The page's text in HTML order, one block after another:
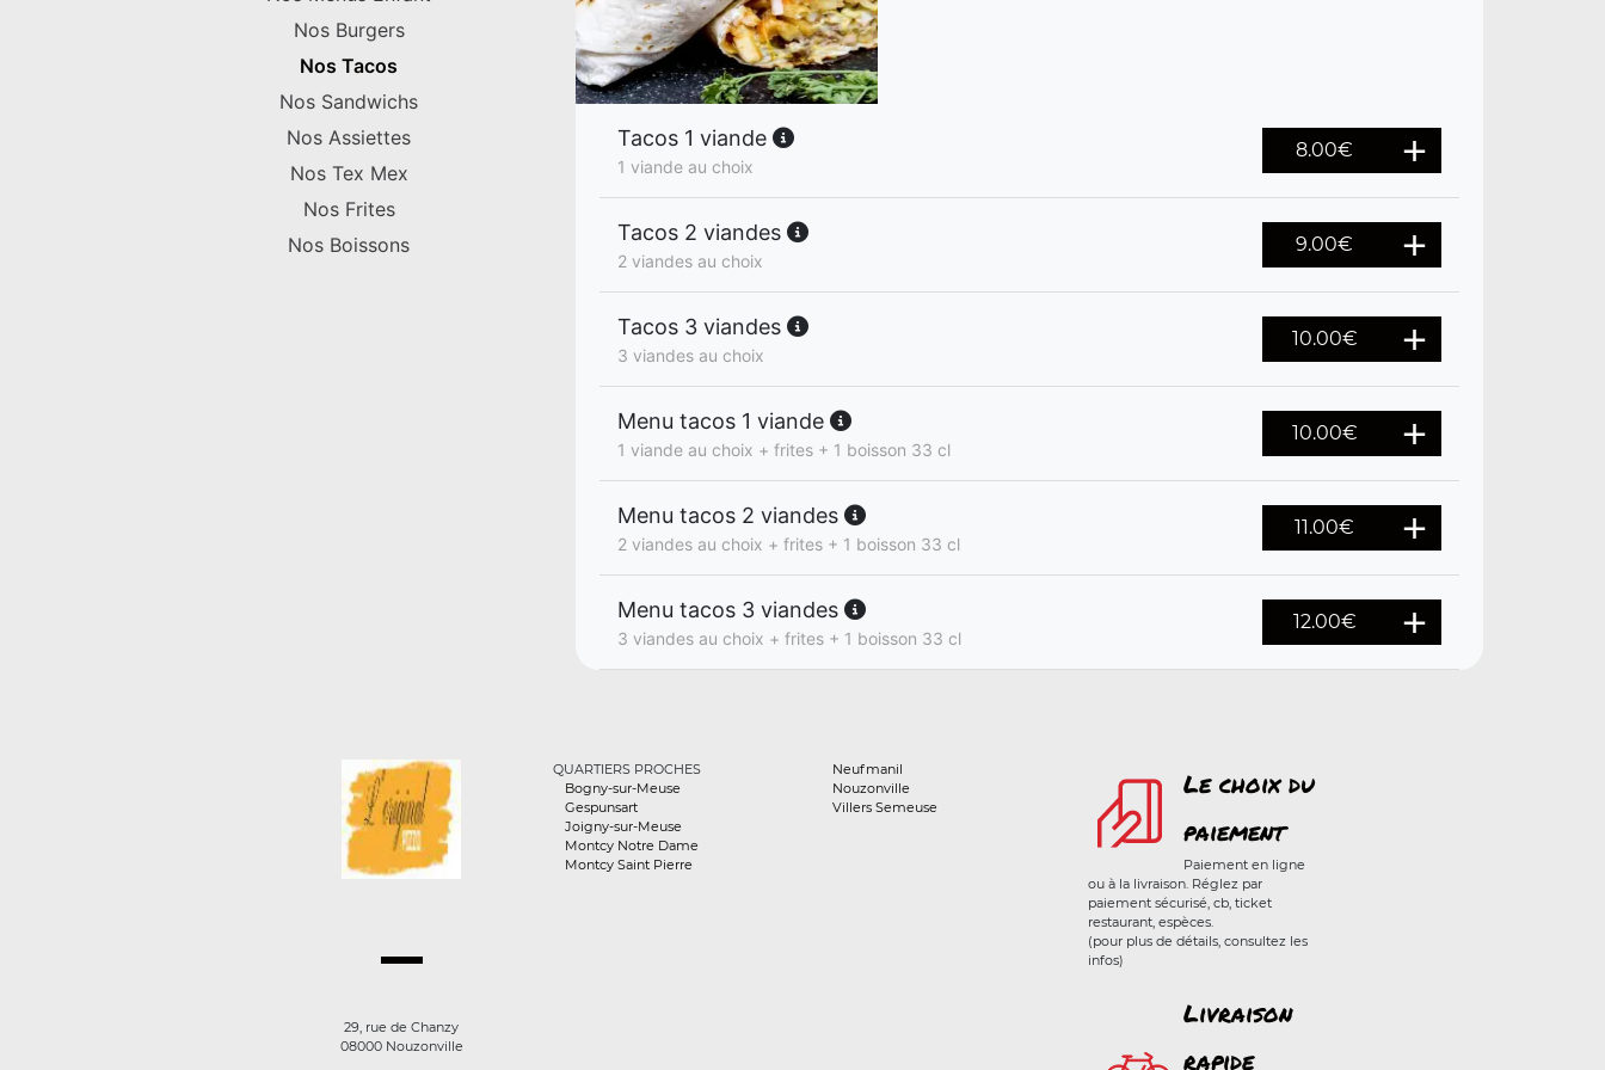
Nos Burgers
Nos Tacos
Nos Sandwichs
Nos Assiettes
Nos Tex Mex
Nos Frites
Nos Boissons
Tacos 1 viande
1 viande au choix
8.00€
Tacos 2 viandes
2 viandes au choix
9.00€
Tacos 3 viandes
3 viandes au choix
10.00€
Menu tacos 1 viande
1 viande au choix + frites + 1 boisson 33 cl
10.00€
Menu tacos 2 viandes
2 viandes au choix + frites + 1 boisson 33 cl
11.00€
Menu tacos 3 viandes
3 viandes au choix + frites + 1 boisson 33 cl
12.00€
29, rue de Chanzy
08000 Nouzonville
QUARTIERS PROCHES
Bogny-sur-Meuse
Gespunsart
Joigny-sur-Meuse
Montcy Notre Dame
Montcy Saint Pierre
Neufmanil
Nouzonville
Villers Semeuse
Le choix du
paiement
Paiement en ligne
ou à la livraison. Réglez par
paiement sécurisé, cb, ticket
restaurant, espèces.
(pour plus de détails, consultez les
infos)
Livraison
rapide